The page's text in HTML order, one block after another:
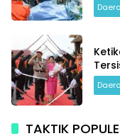
TAKTIK